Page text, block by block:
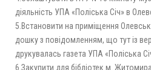
діяльність УПА «Поліська Січ» в
5.Встановити на приміщення
дошку з повідомленням, що тут із
друкувалась газета УПА «Поліська
6.Закупити для бібліотек м.